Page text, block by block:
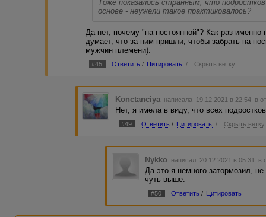
Тоже показалось странным, что
основе - неужели такое практиковалось?
Да нет, почему "на постоянной"? Как раз
думает, что за ним пришли, чтобы забрать на
мужчин племени).
#45 Ответить / Цитировать / Скрыть ветку
Konctanciya написала 19.12.2021 в 22:54 в
Нет, я имела в виду, что всех
#49 Ответить / Цитировать / Скрыть ветку
Nykko написал 20.12.2021 в 05:31 в
Да это я немного затормозил,
чуть выше.
#50 Ответить / Цитировать